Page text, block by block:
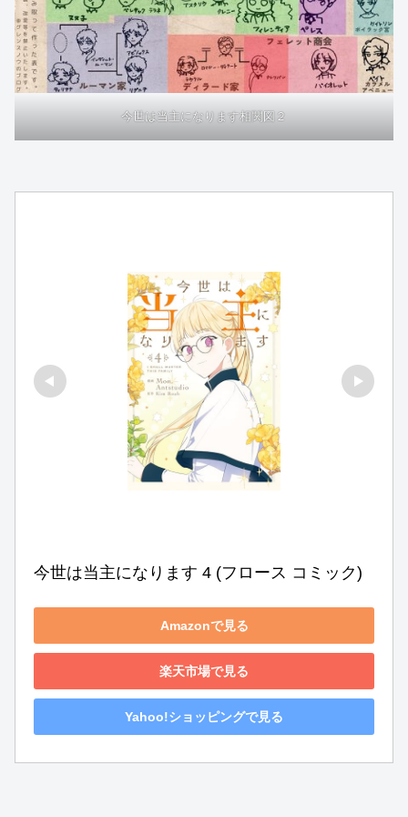
今世は当主になります相関図２
今世は当主になります 4 (フロース コミック)
Amazonで見る
楽天市場で見る
Yahoo!ショッピングで見る